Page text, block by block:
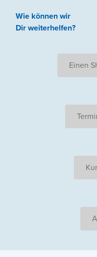
Wie können wir
Dir weiterhelfen?
Einen